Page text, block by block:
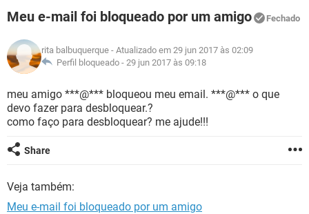
INSTAGRAM GMAIL
GUIA DE COMPRAS
INSTAGRAM GMAIL
GUIA DE COMPRAS
JOGOS WHATSAPP
CELULAR
OUTLOOK EXCEL
INSTAGRAM
GUIA DE COMPRAS
JOGOS WHATSAPP
CELULAR
OUTLOOK EXCEL
INSTAGRAM GMAIL
GUIA DE COMPRAS
GLOSSÁRIO
WHATSAPP
CELULAR
INSTAGRAM
GUIA DE COMPRAS
Meu e-mail foi bloqueado por um amigo Fechado
rita balbuquerque - Atualizado em 29 jun 2017 às 02:09
Perfil bloqueado - 29 jun 2017 às 09:18
meu amigo ***@*** bloqueou meu email. ***@*** o que
devo fazer para desbloquear.?
como faço para desbloquear? me ajude!!!
Share
Veja também:
Meu e-mail foi bloqueado por um amigo